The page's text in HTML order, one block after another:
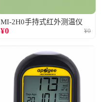
MI-2H0手持式红外测温仪
¥0 ¥0